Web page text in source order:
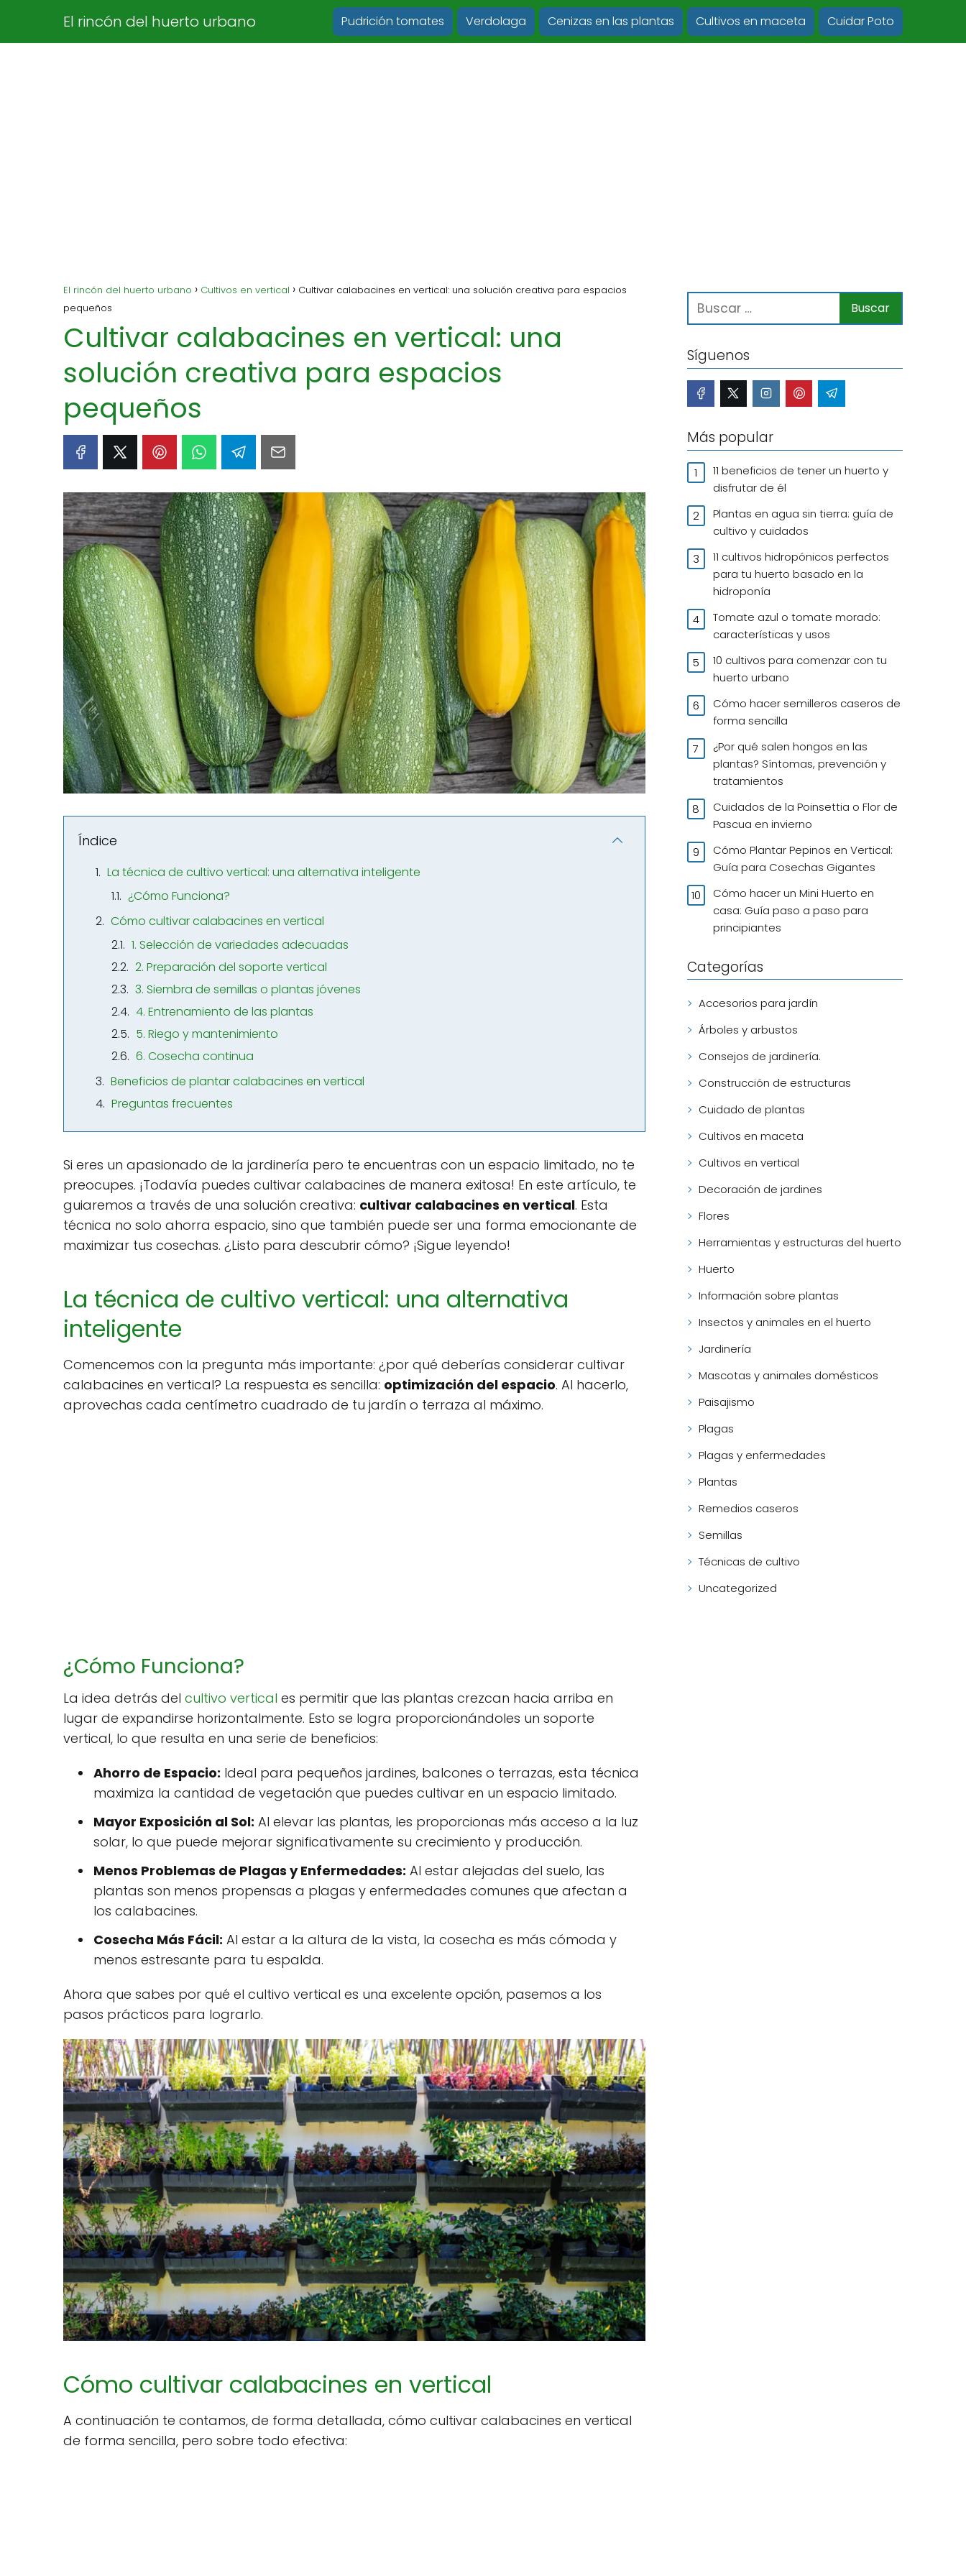
El rincón del huerto urbano Pudrición tomates Verdolaga Cenizas en las plantas Cultivos en maceta Cuidar Poto
El rincón del huerto urbano Cultivos en vertical
Cultivar calabacines en vertical: una solución creativa para espacios
pequeños
Cultivar calabacines en vertical: una
solución creativa para espacios
pequeños
Índice
La técnica de cultivo vertical: una alternativa inteligente
¿Cómo Funciona?
Cómo cultivar calabacines en vertical
1. Selección de variedades adecuadas
2. Preparación del soporte vertical
3. Siembra de semillas o plantas jóvenes
4. Entrenamiento de las plantas
5. Riego y mantenimiento
6. Cosecha continua
Beneficios de plantar calabacines en vertical
Preguntas frecuentes
Si eres un apasionado de la jardinería pero te encuentras con un espacio limitado, no te
preocupes. ¡Todavía puedes cultivar calabacines de manera exitosa! En este artículo, te
guiaremos a través de una solución creativa: cultivar calabacines en vertical. Esta
técnica no solo ahorra espacio, sino que también puede ser una forma emocionante de
maximizar tus cosechas. ¿Listo para descubrir cómo? ¡Sigue leyendo!
La técnica de cultivo vertical: una alternativa
inteligente
Comencemos con la pregunta más importante: ¿por qué deberías considerar cultivar
calabacines en vertical? La respuesta es sencilla: optimización del espacio. Al hacerlo,
aprovechas cada centímetro cuadrado de tu jardín o terraza al máximo.
¿Cómo Funciona?
La idea detrás del cultivo vertical es permitir que las plantas crezcan hacia arriba en
lugar de expandirse horizontalmente. Esto se logra proporcionándoles un soporte
vertical, lo que resulta en una serie de beneficios:
Ahorro de Espacio: Ideal para pequeños jardines, balcones o terrazas, esta técnica
maximiza la cantidad de vegetación que puedes cultivar en un espacio limitado.
Mayor Exposición al Sol: Al elevar las plantas, les proporcionas más acceso a la luz
solar, lo que puede mejorar significativamente su crecimiento y producción.
Menos Problemas de Plagas y Enfermedades: Al estar alejadas del suelo, las
plantas son menos propensas a plagas y enfermedades comunes que afectan a
los calabacines.
Cosecha Más Fácil: Al estar a la altura de la vista, la cosecha es más cómoda y
menos estresante para tu espalda.
Ahora que sabes por qué el cultivo vertical es una excelente opción, pasemos a los
pasos prácticos para lograrlo.
Cómo cultivar calabacines en vertical
A continuación te contamos, de forma detallada, cómo cultivar calabacines en vertical
de forma sencilla, pero sobre todo efectiva:
Síguenos
Más popular
11 beneficios de tener un huerto y
disfrutar de él
Plantas en agua sin tierra: guía de
cultivo y cuidados
11 cultivos hidropónicos perfectos
para tu huerto basado en la
hidroponía
Tomate azul o tomate morado:
características y usos
10 cultivos para comenzar con tu
huerto urbano
Cómo hacer semilleros caseros de
forma sencilla
¿Por qué salen hongos en las
plantas? Síntomas, prevención y
tratamientos
Cuidados de la Poinsettia o Flor de
Pascua en invierno
Cómo Plantar Pepinos en Vertical:
Guía para Cosechas Gigantes
Cómo hacer un Mini Huerto en
casa: Guía paso a paso para
principiantes
Categorías
Accesorios para jardín
Árboles y arbustos
Consejos de jardinería.
Construcción de estructuras
Cuidado de plantas
Cultivos en maceta
Cultivos en vertical
Decoración de jardines
Flores
Herramientas y estructuras del huerto
Huerto
Información sobre plantas
Insectos y animales en el huerto
Jardinería
Mascotas y animales domésticos
Paisajismo
Plagas
Plagas y enfermedades
Plantas
Remedios caseros
Semillas
Técnicas de cultivo
Uncategorized